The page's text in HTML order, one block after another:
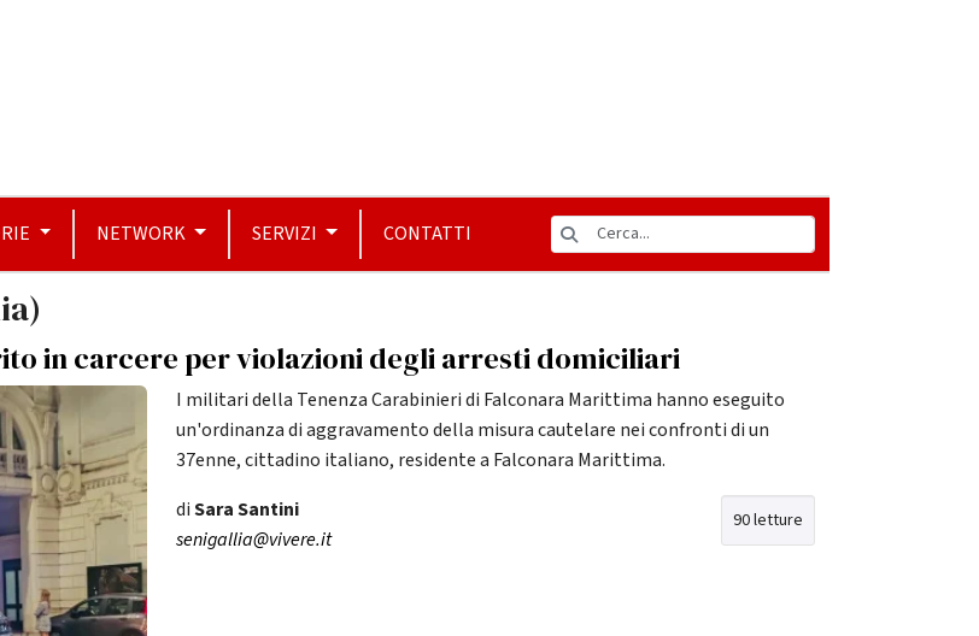
NETWORK SERVIZI CONTATTI
in carcere per violazioni degli arresti domiciliari
I militari della Tenenza Carabinieri di Falconara Marittima hanno eseguito
un'ordinanza di aggravamento della misura cautelare nei confronti di un
37enne, cittadino italiano, residente a Falconara Marittima.
90 letture
diSara Santini
senigallia@vivere.it